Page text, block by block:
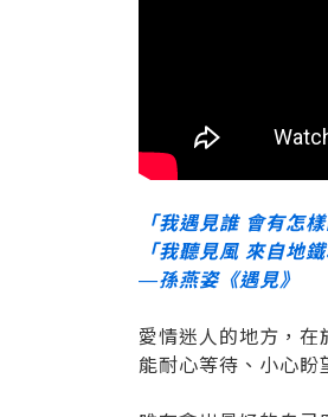
「我遇見誰 會有怎
「我聽見風 來自地
—孫燕姿《遇見》
愛情迷人的地方，
能耐心等待、小心